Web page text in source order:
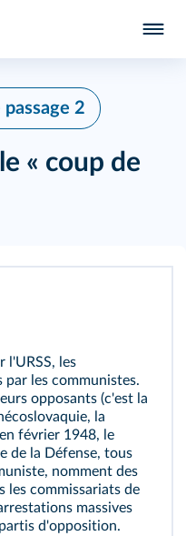
passage 2
« coup de
l'URSS, les
par les communistes.
opposants (c'est la
la
février 1948, le
de la Défense, tous
nomment des
les commissariats de
massives
d'opposition.